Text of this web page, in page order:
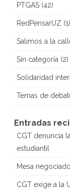
PTGAS (42)
RedPensarUZ (1)
Salimos a la
Sin categoría (2)
Solidaridad
Temas de
Entradas
CGT denuncia
estudiantil
Mesa
CGT exige a la